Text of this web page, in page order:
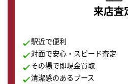
来店査
駅近で便利
対面で安心・スピード査定
その場で即現金買取
清潔感のあるブース